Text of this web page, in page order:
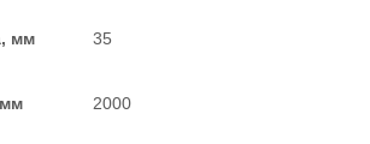
мм 35
2000